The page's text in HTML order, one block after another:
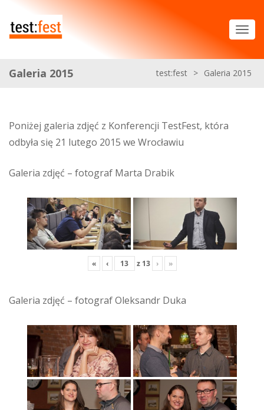
Galeria 2015 test:fest > Galeria 2015
Poniżej galeria zdjęć z Konferencji TestFest, która
odbyła się 21 lutego 2015 we Wrocławiu
Galeria zdjęć – fotograf Marta Drabik
« ‹ z 13 › »
Galeria zdjęć – fotograf Oleksandr Duka